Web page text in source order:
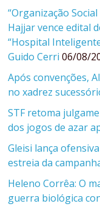
“Organização
Hajjar vence edital
“Hospital
Guido Cerri 06/08/
Após convenções,
no xadrez
STF retoma
dos jogos de azar
Gleisi lança
estreia da
Heleno Corrêa: O
guerra biológica